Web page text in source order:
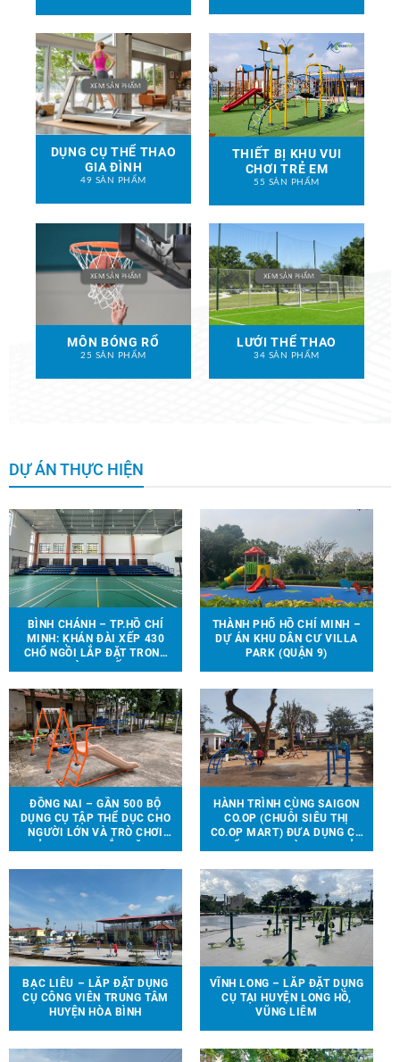
DỤNG CỤ THỂ THAO
GIA ĐÌNH
49 SẢN PHẨM
THIẾT BỊ KHU VUI
CHƠI TRẺ EM
55 SẢN PHẨM
MÔN BÓNG RỔ
25 SẢN PHẨM
LƯỚI THỂ THAO
34 SẢN PHẨM
DỰ ÁN THỰC HIỆN
BÌNH CHÁNH – TP.HỒ CHÍ
MINH: KHÁN ĐÀI XẾP 430
CHỔ NGỒI LẮP ĐẶT TRONG
THÀNH PHỐ HỒ CHÍ MINH –
DỰ ÁN KHU DÂN CƯ VILLA
PARK (QUẬN 9)
ĐỒNG NAI – GẦN 500 BỘ
DỤNG CỤ TẬP THỂ DỤC CHO
NGƯỜI LỚN VÀ TRÒ CHƠI
HÀNH TRÌNH CÙNG SAIGON
CO.OP (CHUỖI SIÊU THỊ
CO.OP MART) ĐƯA DỤNG CỤ
HỌC TẠI 6 TỈNH THÀNH
BẠC LIÊU – LẮP ĐẶT DỤNG
CỤ CÔNG VIÊN TRUNG TÂM
HUYỆN HÒA BÌNH
VĨNH LONG – LẮP ĐẶT DỤNG
CỤ TẠI HUYỆN LONG HỒ,
VŨNG LIÊM